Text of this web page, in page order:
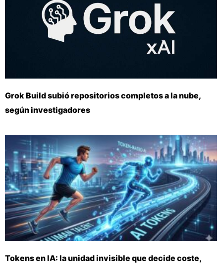
Grok Build subió repositorios completos a la nube,
según investigadores
Tokens en IA: la unidad invisible que decide coste,